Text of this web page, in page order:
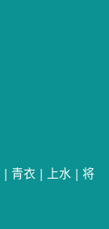
| 青衣 | 上水 | 将